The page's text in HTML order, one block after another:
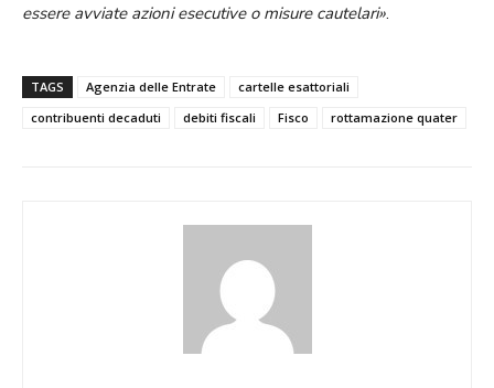
essere avviate azioni esecutive o misure cautelari».
TAGS Agenzia delle Entrate
cartelle esattoriali
contribuenti decaduti
debiti fiscali Fisco rottamazione quater